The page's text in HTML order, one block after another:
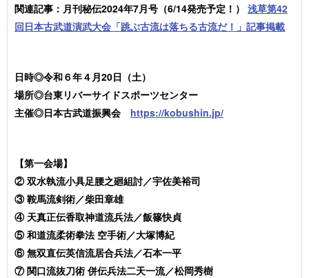
関連記事：月刊秘伝2024年7月号（6/14発売予定！） 浅草第42
回日本古武道演武大会「跳ぶ古流は落ちる古流だ！」記事掲載
日時◎令和６年４月20日（土）
場所◎台東リバーサイドスポーツセンター
主催◎日本古武道振興会 https://kobushin.jp/
【第一会場】
② 双水執流小具足腰之廻組討／宇佐美裕司
③ 鞍馬流剣術／柴田章雄
④ 天真正伝香取神道流兵法／飯篠快貞
⑤ 和道流柔術拳法 空手術／大塚博紀
⑥ 無双直伝英信流居合兵法／石本一平
⑦ 関口流抜刀術 併伝兵法二天一流／松岡秀樹